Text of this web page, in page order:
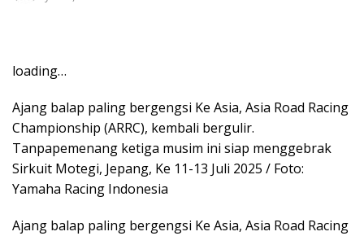
loading…
Ajang balap paling bergengsi Ke Asia, Asia Road Racing
Championship (ARRC), kembali bergulir.
Tanpapemenang ketiga musim ini siap menggebrak
Sirkuit Motegi, Jepang, Ke 11-13 Juli 2025 / Foto:
Yamaha Racing Indonesia
Ajang balap paling bergengsi Ke Asia, Asia Road Racing